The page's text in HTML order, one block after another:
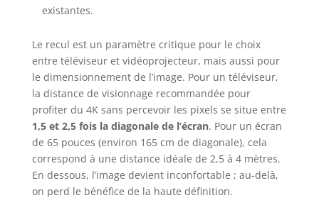
existantes.
Le recul est un paramètre critique pour le choix
entre téléviseur et vidéoprojecteur, mais aussi pour
le dimensionnement de l’image. Pour un téléviseur,
la distance de visionnage recommandée pour
profiter du 4K sans percevoir les pixels se situe entre
1,5 et 2,5 fois la diagonale de l’écran. Pour un écran
de 65 pouces (environ 165 cm de diagonale), cela
correspond à une distance idéale de 2,5 à 4 mètres.
En dessous, l’image devient inconfortable ; au-delà,
on perd le bénéfice de la haute définition.